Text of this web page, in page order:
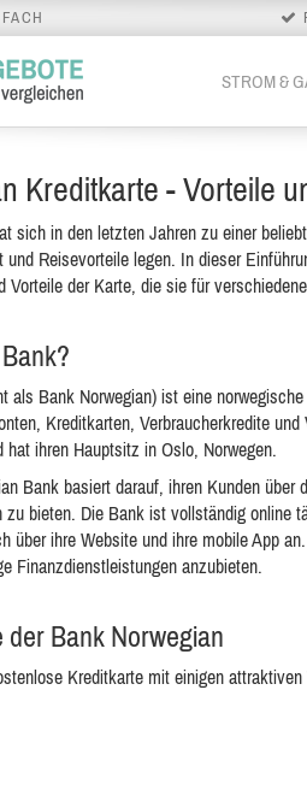
STROM &
Kreditkarte - Vorteile
sich in den letzten Jahren zu einer
Reisevorteile legen. In dieser
Vorteile der Karte, die sie für
als Bank Norwegian) ist eine
Kreditkarten, Verbraucherkredite
hat ihren Hauptsitz in Oslo, Norwegen.
Bank basiert darauf, ihren Kunden über
zu bieten. Die Bank ist vollständig online
über ihre Website und ihre mobile App
Finanzdienstleistungen anzubieten.
Bank Norwegian
Kreditkarte mit einigen